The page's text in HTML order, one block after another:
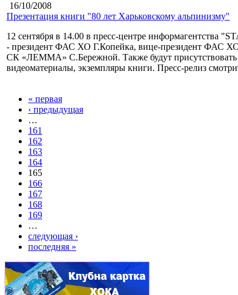
16/10/2008
Презентация книги "80 лет Харьковскому альпинизму"
12 сентября в 14.00 в пресс-центре информагентства
- президент ФАС ХО Г.Копейка, вице-президент ФАС ХО
СК «ЛЕММА» С.Бережной. Также будут присутствовать
видеоматериалы, экземпляры книги. Пресс-релиз
« первая
‹ предыдущая
…
161
162
163
164
165
166
167
168
169
…
следующая ›
последняя »